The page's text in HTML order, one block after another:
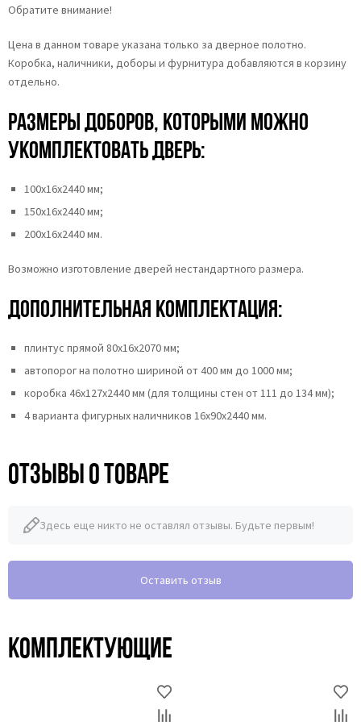
Обратите внимание!
Цена в данном товаре указана только за дверное полотно.
Коробка, наличники, доборы и фурнитура добавляются в корзину
отдельно.
Размеры доборов, которыми можно
укомплектовать дверь:
100х16х2440 мм;
150х16х2440 мм;
200х16х2440 мм.
Возможно изготовление дверей нестандартного размера.
Дополнительная комплектация:
плинтус прямой 80х16х2070 мм;
автопорог на полотно шириной от 400 мм до 1000 мм;
коробка 46x127x2440 мм (для толщины стен от 111 до 134 мм);
4 варианта фигурных наличников 16х90х2440 мм.
Отзывы о товаре
Здесь еще никто не оставлял отзывы. Будьте первым!
Оставить отзыв
Комплектующие